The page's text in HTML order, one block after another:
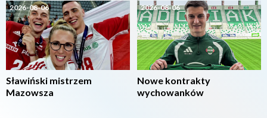
2026-08-06
Sławiński mistrzem
Mazowsza
2026-08-06
Nowe kontrakty
wychowanków